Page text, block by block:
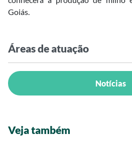
Goiás.
Áreas de atuação
Notícias
Veja também